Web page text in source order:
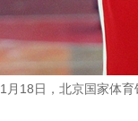
1月18日，北京国家体